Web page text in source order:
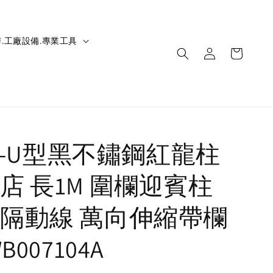
工廠設備.專業工具
U型黑不鏽鋼紅龍柱
長1M 圍欄迎賓柱
動線 萬向伸縮帶欄